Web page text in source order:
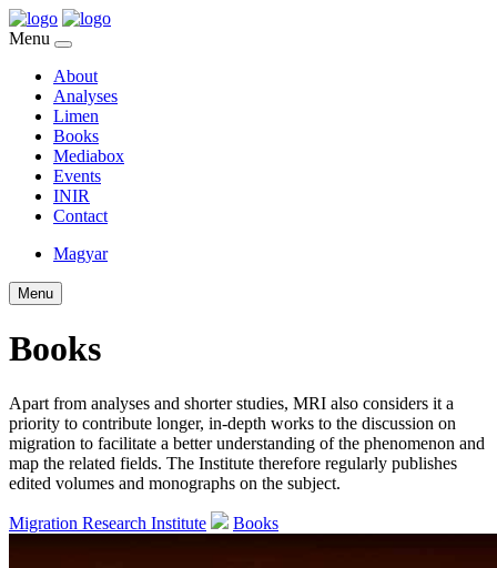
Menu
About
Analyses
Limen
Books
Mediabox
Events
INIR
Contact
Magyar
Menu
Books
Apart from analyses and shorter studies, MRI also considers it a
priority to contribute longer, in-depth works to the discussion on
migration to facilitate a better understanding of the phenomenon and
map the related fields. The Institute therefore regularly publishes
edited volumes and monographs on the subject.
Migration Research Institute Books